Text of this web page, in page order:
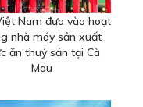
Nam đưa vào hoạt
nhà máy sản xuất
ăn thuỷ sản tại Cà
Mau